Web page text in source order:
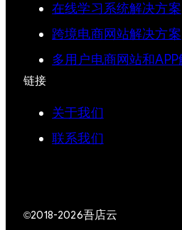
在线学习系统解决方案
跨境电商网站解决方案
多用户电商网站和
链接
关于我们
联系我们
©2018-2026吾店云